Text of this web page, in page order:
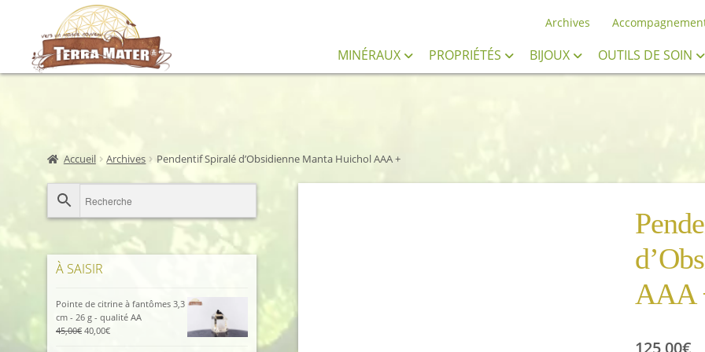
Aller
à
la
Aller
au
contenu
Archives
MINÉRAUX PROPRIÉTÉS BIJOUX OUTILS DE SOIN
Accueil Archives Pendentif Spiralé d’Obsidienne Manta Huichol AAA +
AAA
125,00€
À SAISIR
Pointe de citrine à fantômes 3,3
cm - 26 g - qualité AA
45,00€ Le
40,00€Le